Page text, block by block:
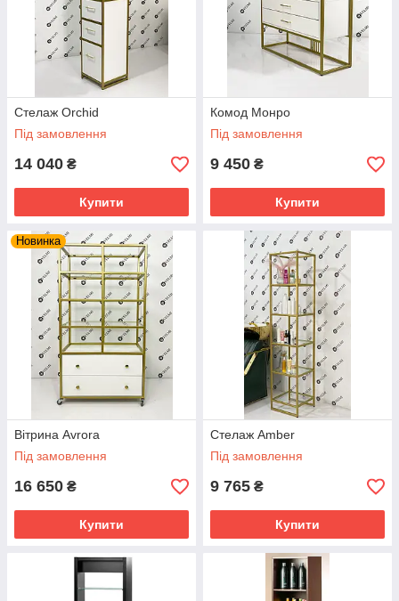
Стелаж Orchid
Під замовлення
14 040 ₴
Купити
Комод Монро
Під замовлення
9 450 ₴
Купити
Новинка
Вітрина Avrora
Під замовлення
16 650 ₴
Купити
Стелаж Amber
Під замовлення
9 765 ₴
Купити